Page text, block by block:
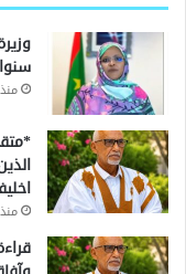
منذ 14 ساعة
منذ 14 ساعة